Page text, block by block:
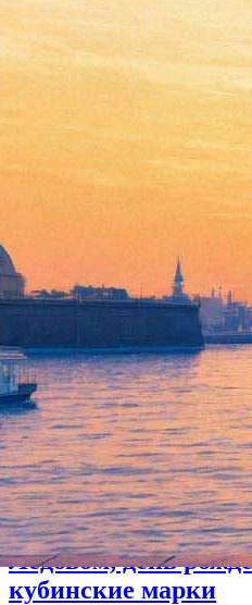
18 августа 2025,
Раны маленьких людей. О
Архив предыдущих
Куда пойти 7–9
Афиши», песни
Ледовом, день
кубинские марки